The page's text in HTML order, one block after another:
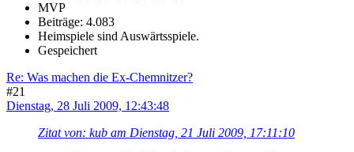
MVP
Beiträge: 4.083
Heimspiele sind Auswärtsspiele.
Gespeichert
Re: Was machen die Ex-Chemnitzer?
#21
Dienstag, 28 Juli 2009, 12:43:48
Zitat von: kub am Dienstag, 21 Juli 2009, 17:11:10